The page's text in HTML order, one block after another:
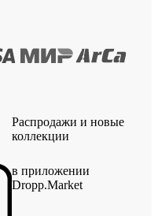
Распродажи и новые
коллекции
в приложении
Dropp.Market